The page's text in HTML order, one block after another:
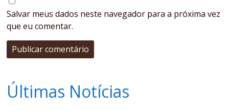
Salvar meus dados neste navegador para a próxima vez
que eu comentar.
Últimas Notícias